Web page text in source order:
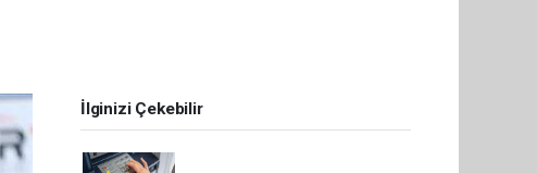
İlginizi Çekebilir